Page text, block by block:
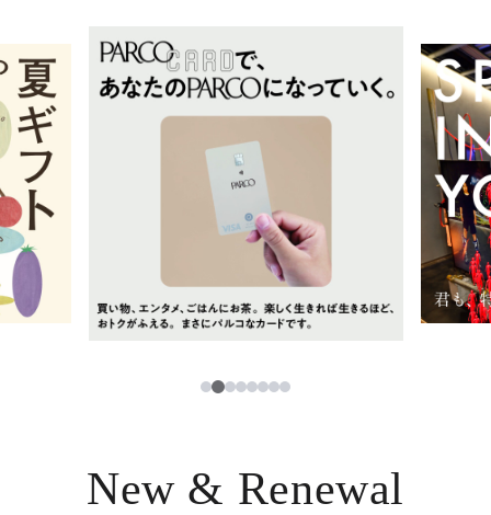
ニュース
レストラン・カフェ
TAX FREE
한국어
ภาษาไทย
日本語
1234567
New & Renewal